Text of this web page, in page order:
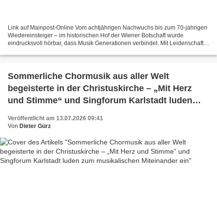
Link auf Mainpost-Online Vom achtjährigen Nachwuchs bis zum 70-jährigen
Wiedereinsteiger – im historischen Hof der Wiener Botschaft wurde
eindrucksvoll hörbar, dass Musik Generationen verbindet. Mit Leidenschaft
Sommerliche Chormusik aus aller Welt
begeisterte in der Christuskirche – „Mit Herz
und Stimme“ und Singforum Karlstadt luden
Veröffentlicht am 13.07.2026 09:41
Von Dieter Gürz